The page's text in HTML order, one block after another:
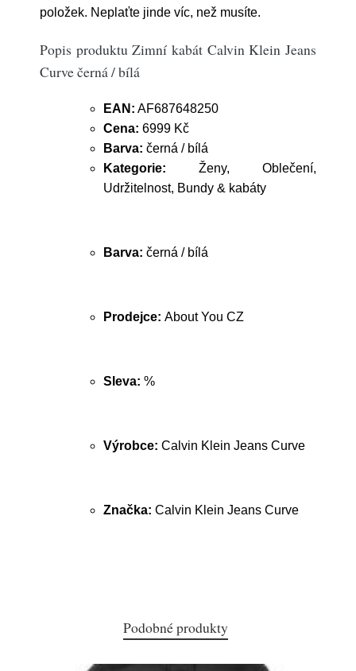
položek. Neplaťte jinde víc, než musíte.
Popis produktu Zimní kabát Calvin Klein Jeans
Curve černá / bílá
EAN: AF687648250
Cena: 6999 Kč
Barva: černá / bílá
Kategorie: Ženy, Oblečení,
Udržitelnost, Bundy & kabáty
Barva: černá / bílá
Prodejce: About You CZ
Sleva: %
Výrobce: Calvin Klein Jeans Curve
Značka: Calvin Klein Jeans Curve
Podobné produkty